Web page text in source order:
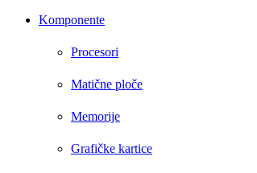
Komponente
Procesori
Matične ploče
Memorije
Grafičke kartice